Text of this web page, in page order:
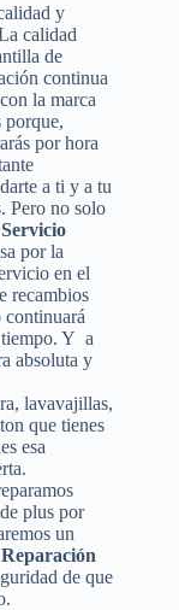
y
calidad
de
continua
la marca
porque,
por hora
a ti y a tu
Pero no solo
Servicio
por la
en el
recambios
continuará
Y a
absoluta y
lavavajillas,
que tienes
esa
plus por
un
de que